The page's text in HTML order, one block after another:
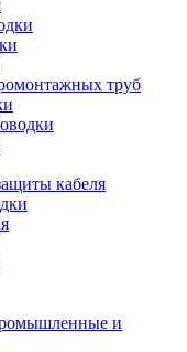
труб
кабеля